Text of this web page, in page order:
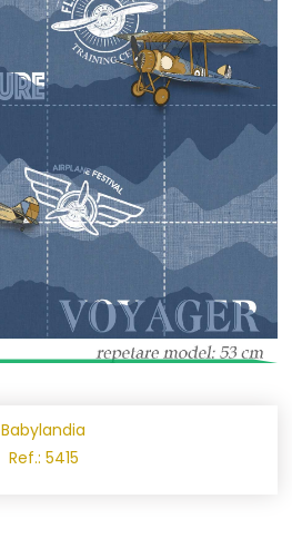
Babylandia
Ref.: 5415